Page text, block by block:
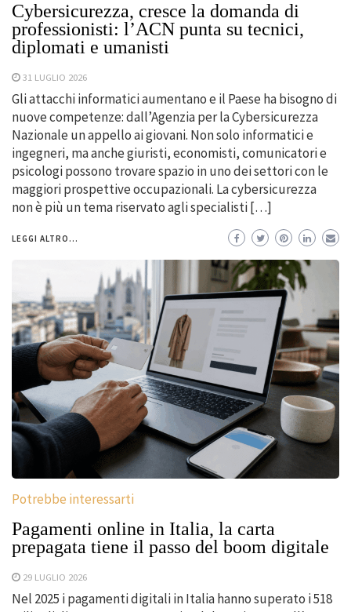
Cybersicurezza, cresce la domanda di
professionisti: l’ACN punta su tecnici,
diplomati e umanisti
31 LUGLIO 2026
Gli attacchi informatici aumentano e il Paese ha bisogno di
nuove competenze: dall’Agenzia per la Cybersicurezza
Nazionale un appello ai giovani. Non solo informatici e
ingegneri, ma anche giuristi, economisti, comunicatori e
psicologi possono trovare spazio in uno dei settori con le
maggiori prospettive occupazionali. La cybersicurezza
non è più un tema riservato agli specialisti […]
LEGGI ALTRO...
Potrebbe interessarti
Pagamenti online in Italia, la carta
prepagata tiene il passo del boom digitale
29 LUGLIO 2026
Nel 2025 i pagamenti digitali in Italia hanno superato i 518